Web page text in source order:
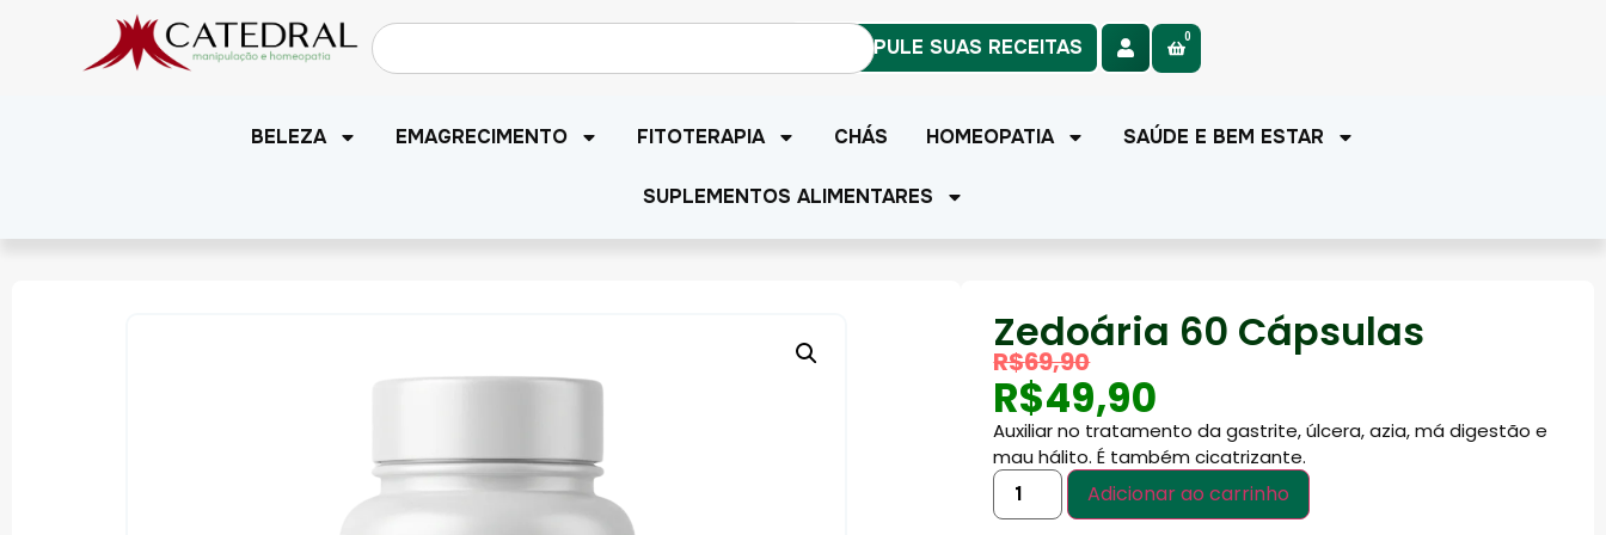
MANIPULE SUAS RECEITAS 0
BELEZA EMAGRECIMENTO FITOTERAPIA CHÁS HOMEOPATIA SAÚDE E BEM ESTAR
SUPLEMENTOS ALIMENTARES
Zedoária 60 Cápsulas
R$69,90
R$49,90
Auxiliar no tratamento da gastrite, úlcera, azia, má digestão e
mau hálito. É também cicatrizante.
Adicionar ao carrinho